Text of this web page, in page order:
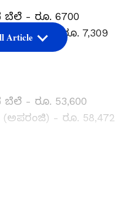
ಬೆಲೆ - ರೂ. 6700
- ರೂ. 7,309
- ರೂ. 53,600
- ರೂ. 58,472
Article